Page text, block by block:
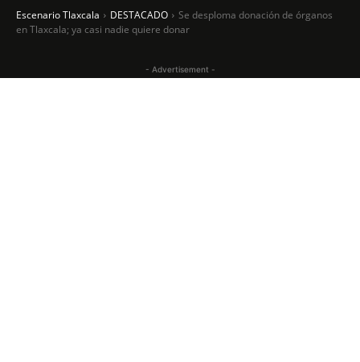
Escenario Tlaxcala DESTACADO
Se desploma donación de órganos
en Tlaxcala; ya casi nadie quiere donar
- Advertisement -